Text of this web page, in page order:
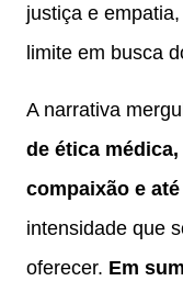
justiça e
limite em busca
A narrativa
de ética
compaixão e
intensidade que
oferecer. Em